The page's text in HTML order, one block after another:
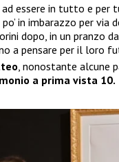
ad essere in tutto e per
in imbarazzo per
dopo, in un pranzo
a pensare per il loro
, nonostante alcune
a prima vista 10.